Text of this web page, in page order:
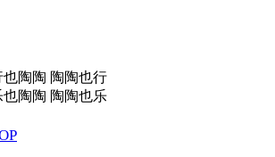
也陶陶 陶陶也行
也陶陶 陶陶也乐